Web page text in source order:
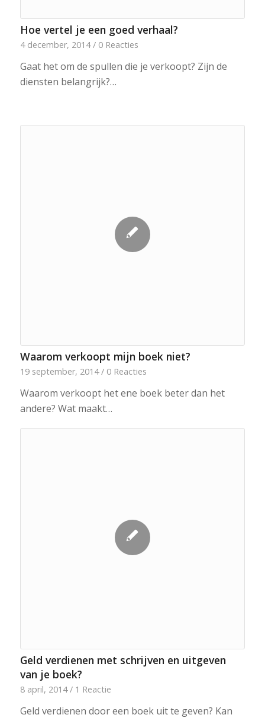
Hoe vertel je een goed verhaal?
4 december, 2014 / 0 Reacties
Gaat het om de spullen die je verkoopt? Zijn de
diensten belangrijk?…
Waarom verkoopt mijn boek niet?
19 september, 2014 / 0 Reacties
Waarom verkoopt het ene boek beter dan het
andere? Wat maakt…
Geld verdienen met schrijven en uitgeven
van je boek?
8 april, 2014 / 1 Reactie
Geld verdienen door een boek uit te geven? Kan